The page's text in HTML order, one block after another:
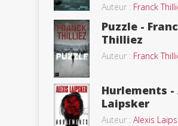
Auteur : Franck
Puzzle -
Thilliez
Auteur : Franck
Hurlements -
Laipsker
Auteur : Alexis